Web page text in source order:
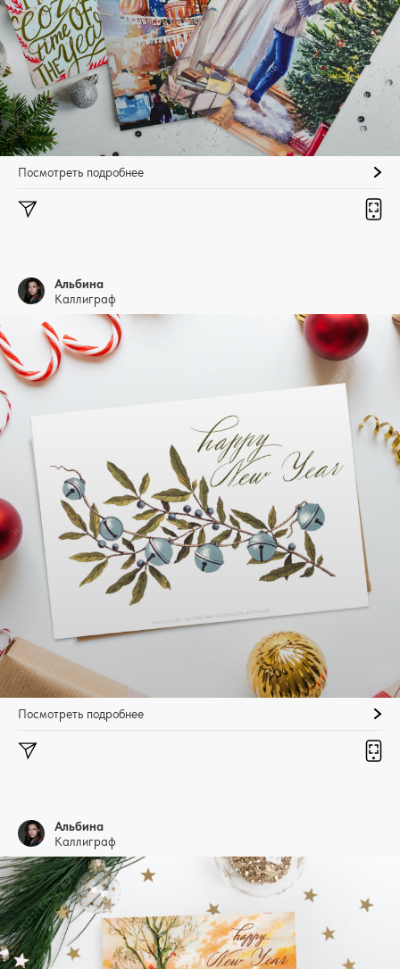
Посмотреть подробнее
Альбина
Каллиграф
Посмотреть подробнее
Альбина
Каллиграф